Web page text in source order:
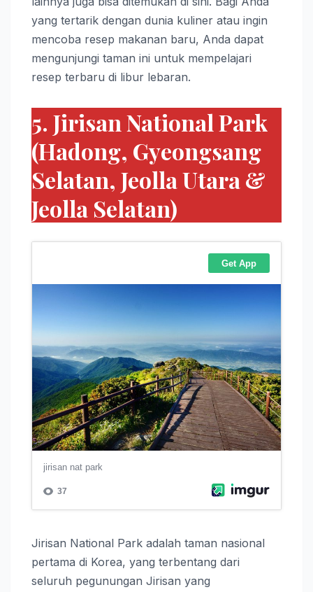
yang tertarik dengan dunia kuliner atau ingin
mencoba resep makanan baru, Anda dapat
mengunjungi taman ini untuk mempelajari
resep terbaru di libur lebaran.
5. Jirisan National Park
(Hadong, Gyeongsang
Selatan, Jeolla Utara &
Jeolla Selatan)
Jirisan National Park adalah taman nasional
pertama di Korea, yang terbentang dari
seluruh pegunungan Jirisan yang